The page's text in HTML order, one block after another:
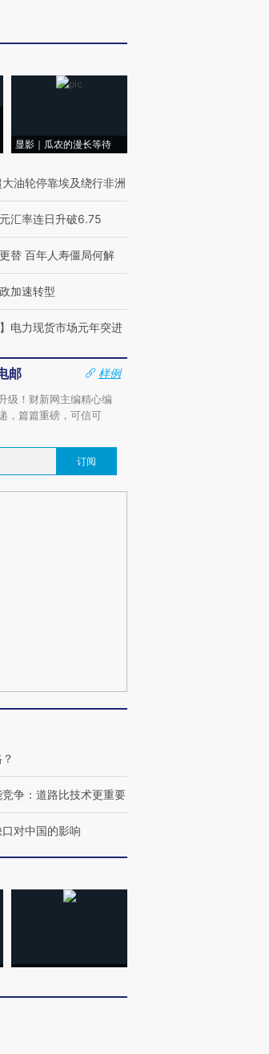
显影｜瓜农的漫长等待
油轮停靠埃及绕行非洲
汇率连日升破6.75
替 百年人寿僵局何解
加速转型
】电力现货市场元年突进
邮
样例
级！财新网主编精心编
，篇篇重磅，可信可
订阅
争：道路比技术更重要
对中国的影响